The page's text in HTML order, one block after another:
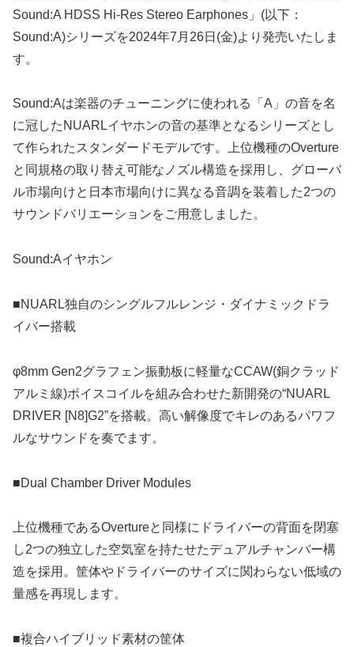
Sound:A HDSS Hi-Res Stereo Earphones」(以下：
Sound:A)シリーズを2024年7月26日(金)より発売いたしま
す。
Sound:Aは楽器のチューニングに使われる「A」の音を名
に冠したNUARLイヤホンの音の基準となるシリーズとし
て作られたスタンダードモデルです。上位機種のOverture
と同規格の取り替え可能なノズル構造を採用し、グローバ
ル市場向けと日本市場向けに異なる音調を装着した2つの
サウンドバリエーションをご用意しました。
Sound:Aイヤホン
■NUARL独自のシングルフルレンジ・ダイナミックドラ
イバー搭載
φ8mm Gen2グラフェン振動板に軽量なCCAW(銅クラッド
アルミ線)ボイスコイルを組み合わせた新開発の“NUARL
DRIVER [N8]G2”を搭載。高い解像度でキレのあるパワフ
ルなサウンドを奏でます。
■Dual Chamber Driver Modules
上位機種であるOvertureと同様にドライバーの背面を閉塞
し2つの独立した空気室を持たせたデュアルチャンバー構
造を採用。筐体やドライバーのサイズに関わらない低域の
量感を再現します。
■複合ハイブリッド素材の筐体